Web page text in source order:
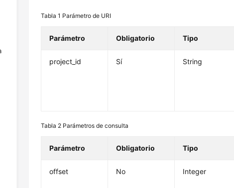
Tabla 1 Parámetro de URI
Parámetro Obligatorio Tipo
project_id Sí String
Tabla 2 Parámetros de consulta
Parámetro Obligatorio Tipo
offset No Integer